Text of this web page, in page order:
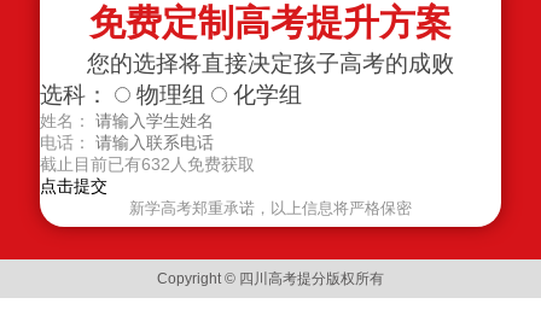
免费定制高考提升方案
您的选择将直接决定孩子高考的成败
选科：
物理组 化学组
姓名：
电话：
截止目前已有632 人免费获取
新学高考郑重承诺，以上信息将严格保密
Copyright © 四川高考提分版权所有